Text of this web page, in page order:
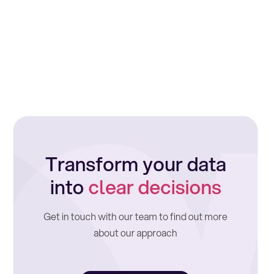
Transform your data
intoclear decisions
Get in touch with our team to find out more
about our approach